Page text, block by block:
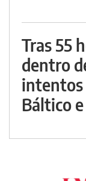
Tras 55
dentro
intentos
Báltico